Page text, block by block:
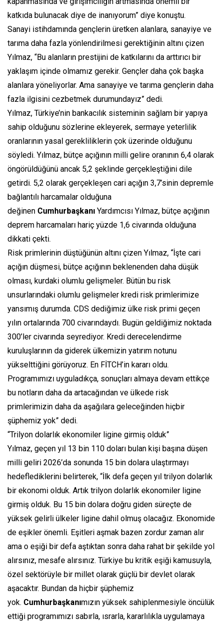
katkıda bulunacak diye de inanıyorum” diye konuştu.
Sanayi istihdamında gençlerin üretken alanlara, sanayiye ve
tarıma daha fazla yönlendirilmesi gerektiğinin altını çizen
Yılmaz, “Bu alanların prestijini de katkılarını da arttırıcı bir
yaklaşım içinde olmamız gerekir. Gençler daha çok başka
alanlara yöneliyorlar. Ama sanayiye ve tarıma gençlerin daha
fazla ilgisini cezbetmek durumundayız” dedi.
Yılmaz, Türkiye’nin bankacılık sisteminin sağlam bir yapıya
sahip olduğunu sözlerine ekleyerek, sermaye yeterlilik
oranlarının yasal gerekliliklerin çok üzerinde olduğunu
söyledi. Yılmaz, bütçe açığının milli gelire oranının 6,4 olarak
öngörüldüğünü ancak 5,2 şeklinde gerçekleştiğini dile
getirdi. 5,2 olarak gerçekleşen cari açığın 3,7’sinin depremle
bağlantılı harcamalar olduğuna
değinen Cumhurbaşkanı Yardımcısı Yılmaz, bütçe açığının
deprem harcamaları hariç yüzde 1,6 civarında olduğuna
dikkati çekti.
Risk primlerinin düştüğünün altını çizen Yılmaz, “İşte cari
açığın düşmesi, bütçe açığının beklenenden daha düşük
olması, kurdaki olumlu gelişmeler. Bütün bu risk
unsurlarındaki olumlu gelişmeler kredi risk primlerimize
yansımış durumda. CDS dediğimiz ülke risk primi geçen
yılın ortalarında 700 civarındaydı. Bugün geldiğimiz noktada
300’ler civarında seyrediyor. Kredi derecelendirme
kuruluşlarının da giderek ülkemizin yatırım notunu
yükselttiğini görüyoruz. En FİTCH’in kararı oldu.
Programımızı uyguladıkça, sonuçları almaya devam ettikçe
bu notların daha da artacağından ve ülkede risk
primlerimizin daha da aşağılara geleceğinden hiçbir
şüphemiz yok” dedi.
“Trilyon dolarlık ekonomiler ligine girmiş olduk”
Yılmaz, geçen yıl 13 bin 110 doları bulan kişi başına düşen
milli geliri 2026’da sonunda 15 bin dolara ulaştırmayı
hedeflediklerini belirterek, “İlk defa geçen yıl trilyon dolarlık
bir ekonomi olduk. Artık trilyon dolarlık ekonomiler ligine
girmiş olduk. Bu 15 bin dolara doğru giden süreçte de
yüksek gelirli ülkeler ligine dahil olmuş olacağız. Ekonomide
de eşikler önemli. Eşitleri aşmak bazen zordur zaman alır
ama o eşiği bir defa aştıktan sonra daha rahat bir şekilde yol
alırsınız, mesafe alırsınız. Türkiye bu kritik eşiği kamusuyla,
özel sektörüyle bir millet olarak güçlü bir devlet olarak
aşacaktır. Bundan da hiçbir şüphemiz
yok. Cumhurbaşkanımızın yüksek sahiplenmesiyle öncülük
ettiği programımızı sabırla, ısrarla, kararlılıkla uygulamaya